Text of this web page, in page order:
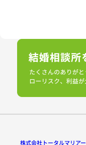
株式会社トータルマリア